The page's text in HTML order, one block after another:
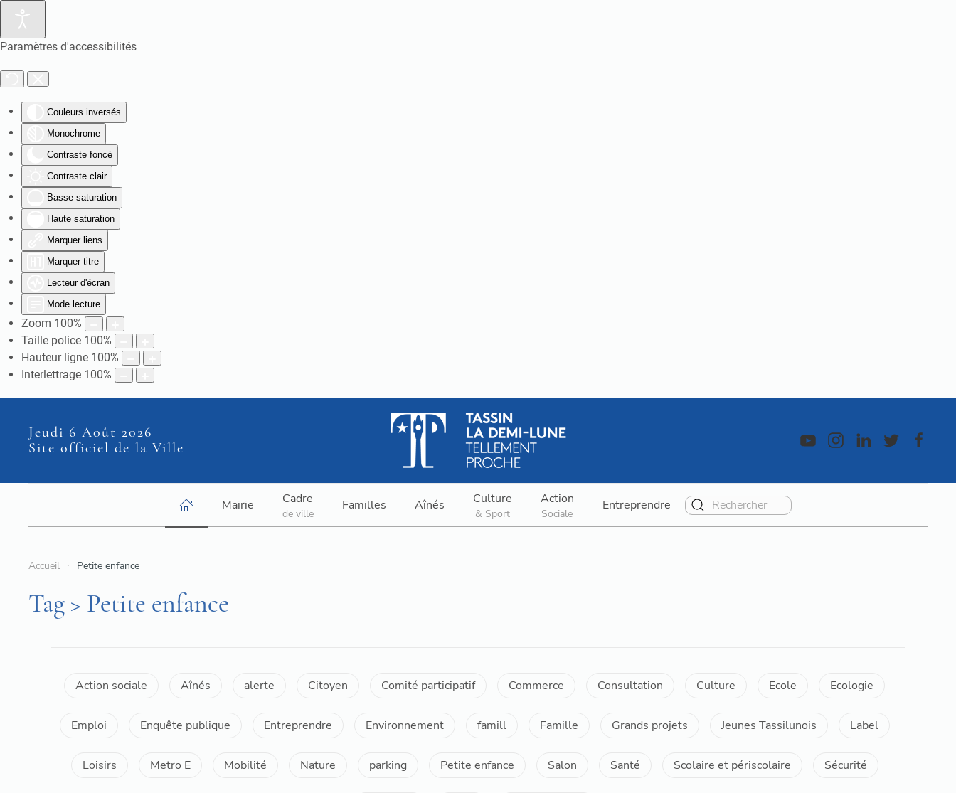
Paramètres d'accessibilités
Couleurs inversés
Monochrome
Contraste foncé
Contraste clair
Basse saturation
Haute saturation
Marquer liens
Marquer titre
Lecteur d'écran
Mode lecture
Zoom 100%
Taille police 100%
Hauteur ligne 100%
Interlettrage 100%
Jeudi 6 Août 2026
Site officiel de la Ville
Mairie Cadre
de ville
Familles Aînés Culture
& Sport
Action
Sociale
Entreprendre
Accueil Petite enfance
Tag > Petite enfance
Action sociale Aînés alerte Citoyen Comité participatif Commerce Consultation Culture Ecole Ecologie
Emploi Enquête publique Entreprendre Environnement famill Famille Grands projets Jeunes Tassilunois Label
Loisirs Metro E Mobilité Nature parking Petite enfance Salon Santé Scolaire et périscolaire Sécurité